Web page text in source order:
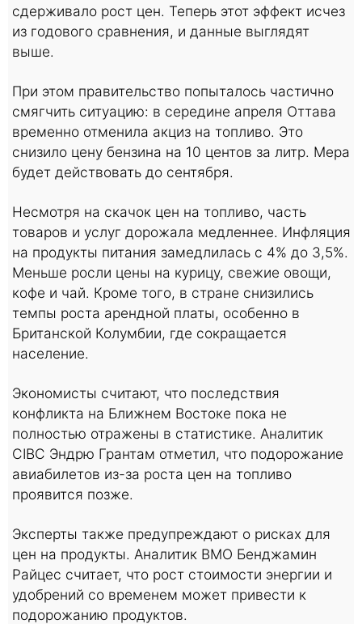
сдерживало рост цен. Теперь этот эффект исчез
из годового сравнения, и данные выглядят
выше.
При этом правительство попыталось частично
смягчить ситуацию: в середине апреля Оттава
временно отменила акциз на топливо. Это
снизило цену бензина на 10 центов за литр. Мера
будет действовать до сентября.
Несмотря на скачок цен на топливо, часть
товаров и услуг дорожала медленнее. Инфляция
на продукты питания замедлилась с 4% до 3,5%.
Меньше росли цены на курицу, свежие овощи,
кофе и чай. Кроме того, в стране снизились
темпы роста арендной платы, особенно в
Британской Колумбии, где сокращается
население.
Экономисты считают, что последствия
конфликта на Ближнем Востоке пока не
полностью отражены в статистике. Аналитик
CIBC Эндрю Грантам отметил, что подорожание
авиабилетов из-за роста цен на топливо
проявится позже.
Эксперты также предупреждают о рисках для
цен на продукты. Аналитик BMO Бенджамин
Райцес считает, что рост стоимости энергии и
удобрений со временем может привести к
подорожанию продуктов.